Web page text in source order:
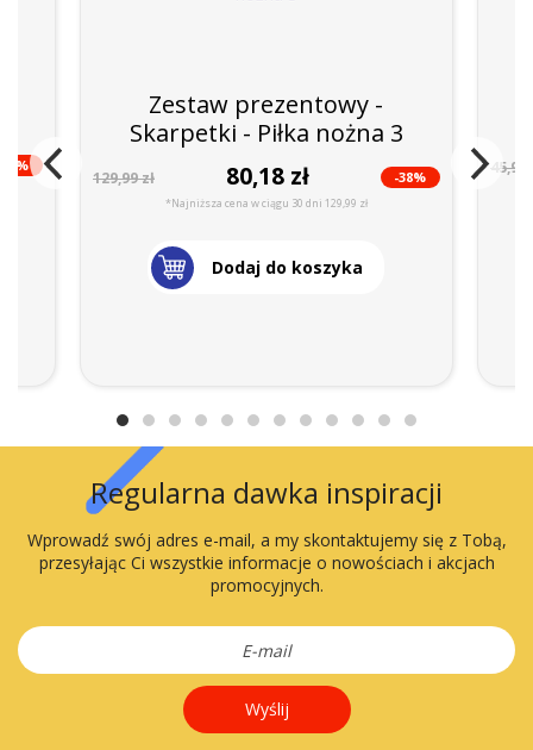
Zestaw prezentowy -
Skarpetki - Piłka nożna 3
129,99 zł 80,18 zł -38%
*Najniższa cena w ciągu 30 dni 129,99 zł
Dodaj do koszyka
45,99
Regularna dawka inspiracji
Wprowadź swój adres e-mail, a my skontaktujemy się z Tobą,
przesyłając Ci wszystkie informacje o nowościach i akcjach
promocyjnych.
Wyślij